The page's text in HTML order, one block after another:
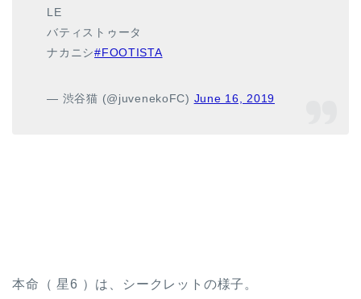
LE
バティストゥータ
ナカニシ#FOOTISTA
— 渋谷猫 (@juvenekoFC) June 16, 2019
本命（ 星6 ）は、シークレットの様子。